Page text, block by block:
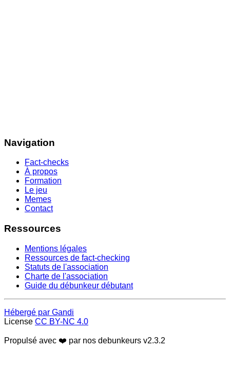
Navigation
Fact-checks
À propos
Formation
Le jeu
Memes
Contact
Ressources
Mentions légales
Ressources de fact-checking
Statuts de l'association
Charte de l'association
Guide du débunkeur débutant
Hébergé par Gandi
License CC BY-NC 4.0
Propulsé avec ❤️ par nos debunkeurs v2.3.2